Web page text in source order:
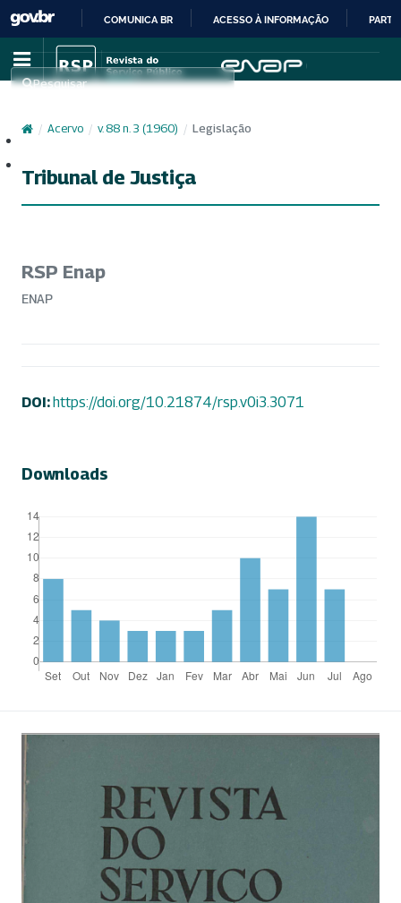
IR
PARA
CONTEÚDO
COMUNICA BR ACESSO À INFORMAÇÃO
Pesquisar
/ Acervo / v. 88 n. 3 (1960) / Legislação
Tribunal de Justiça
RSP Enap
ENAP
DOI:https://doi.org/10.21874/rsp.v0i3.3071
Downloads